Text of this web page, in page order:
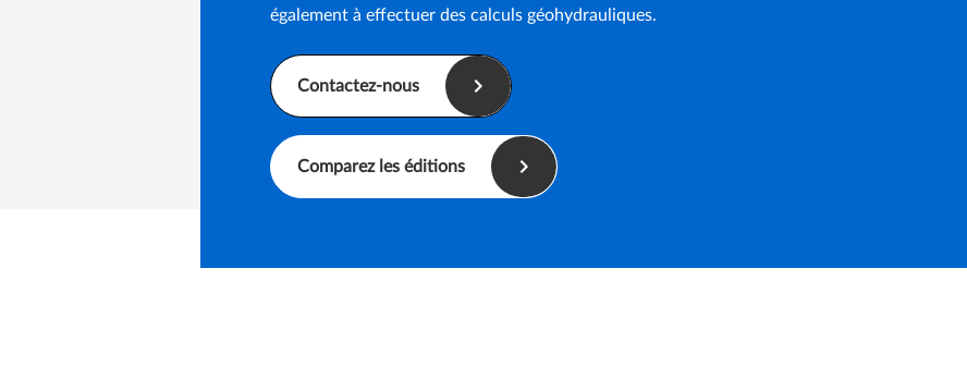
également à effectuer des calculs géohydrauliques.
Contactez-nous
Comparez les éditions